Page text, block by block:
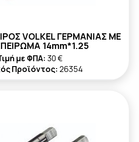
VOLKEL ΓΕΡΜΑΝΙΑΣ ΜΕ
14mm*1.25
με ΦΠΑ: 30 €
Προϊόντος: 26354